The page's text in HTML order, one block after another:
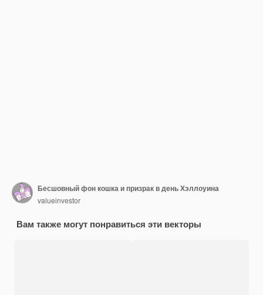
Бесшовный фон кошка и призрак в день Хэллоуина
valueinvestor
Вам также могут понравиться эти векторы